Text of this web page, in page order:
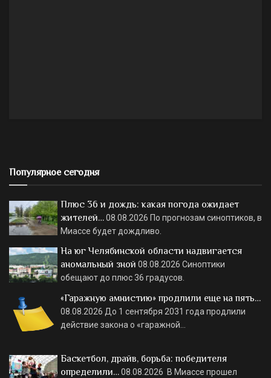
Популярное сегодня
Плюс 36 и дождь: какая погода ожидает
жителей…08.08.2026 По прогнозам синоптиков, в
Миассе будет дождливо.
На юг Челябинской области надвигается
аномальный зной 08.08.2026 Синоптики
обещают до плюс 36 градусов.
«Гаражную амнистию» продлили еще на пять…
08.08.2026 До 1 сентября 2031 года продлили
действие закона о «гаражной…
Баскетбол, драйв, борьба: победителя
определили…08.08.2026 В Миассе прошел